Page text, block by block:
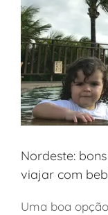
Nordeste:
viajar com
Uma boa